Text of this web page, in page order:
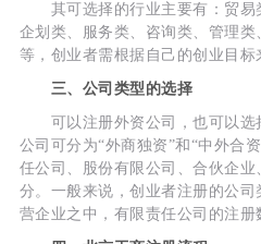
其可选择的行业主要有：贸易
企划类、服务类、咨询类、管理
等，创业者需根据自己的创业目标
三、公司类型的选择
可以注册外资公司，也可以选
公司可分为“外商独资”和“中外合
任公司、股份有限公司、合伙企业
分。一般来说，创业者注册的公
营企业之中，有限责任公司的注册